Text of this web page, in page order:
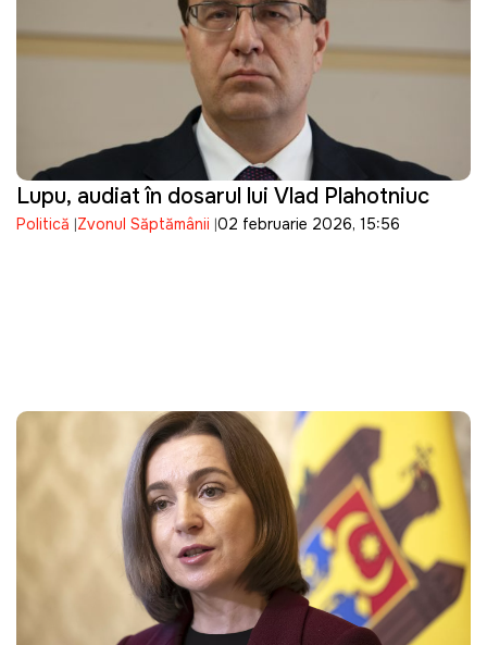
Lupu, audiat în dosarul lui Vlad Plahotniuc
Politică Zvonul Săptămânii 02 februarie 2026, 15:56